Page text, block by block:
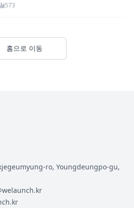
573
홈으로 이동
ro, Youngdeungpo-gu,